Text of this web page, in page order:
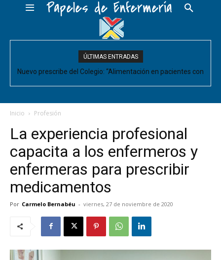
Papeles de Enfermería
ÚLTIMAS ENTRADAS
Nuevo prescribe del Colegio: “Alimentación en pacientes con
Inicio Profesión
La experiencia profesional
capacita a los enfermeros y
enfermeras para prescribir
medicamentos
Por Carmelo Bernabéu - viernes, 27 de noviembre de 2020